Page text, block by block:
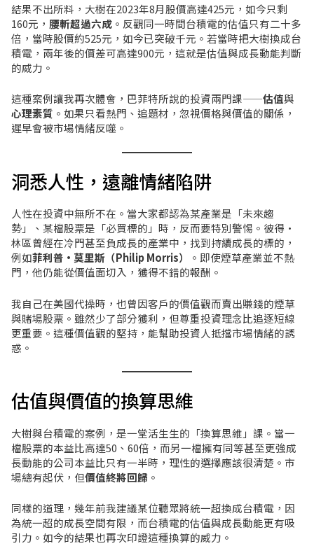
結果不出所料，大樹在2023年8月股價高達425元，如今只剩
160元， 腰斬超過六成。反觀同一時間台積電的估值只有二十多
倍，當時股價約525元，如今已突破千元。若當時把大樹換成台
積電，兩年後的價差可高達900元，這就是估值與成長動能判斷
的威力。
這種案例讓我再次體會，巴菲特所說的投資兩門課——估值與
心理素質 。如果只看熱門、追題材，忽視價格與價值的關係，
遲早會被市場情緒反噬。
洞悉人性，遠離情緒陷阱
人性在投資中無所不在。當大家都認為某產業是「未來趨
勢」、某檔股票是「必買標的」時，反而要特別警惕。彼得·
林區曾經在冷門甚至負成長的產業中，找到持續成長的標的，
例如菲利普·莫里斯（Philip Morris）
。即使煙草產業並不熱
門，他仍能從價值面切入，獲得不錯的報酬。
我自己在美國代操時，也曾因客戶的價值觀而賣出賺錢的煙草
與賭場股票。雖然少了部分獲利，但尊重投資理念比追逐短線
更重要。這種價值觀的堅持，能幫助投資人抵擋市場情緒的誘
惑。
估值與價值的換算思維
大樹與台積電的案例，是一堂活生生的「換算思維」課。當一
檔股票的本益比高達50、60倍，而另一檔擁有同等甚至更強成
長動能的公司本益比只有一半時，理性的選擇應該很清楚。市
場總有起伏，但價值終將回歸。
同樣的道理，幾年前我建議某位聽眾將統一超換成台積電，因
為統一超的成長空間有限，而台積電的估值與成長動能更有吸
引力。如今的結果也再次印證這種換算的威力。